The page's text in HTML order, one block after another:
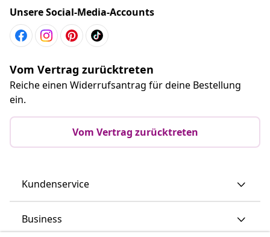
Unsere Social-Media-Accounts
Vom Vertrag zurücktreten
Reiche einen Widerrufsantrag für deine Bestellung
ein.
Vom Vertrag zurücktreten
Kundenservice
Business